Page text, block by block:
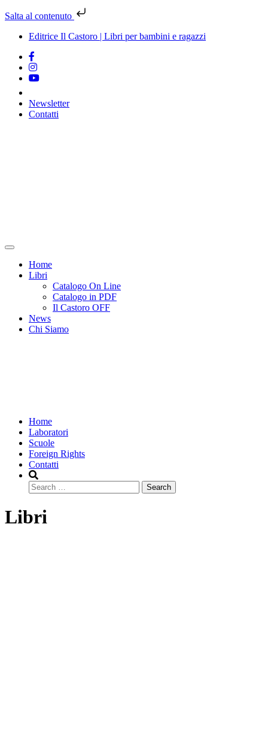
Salta al contenuto
Editrice Il Castoro | Libri per bambini e ragazzi
Newsletter
Contatti
Home
Libri
Catalogo On Line
Catalogo in PDF
Il Castoro OFF
News
Chi Siamo
Home
Laboratori
Scuole
Foreign Rights
Contatti
Search
Libri